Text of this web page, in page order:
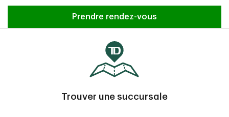
Prendre rendez-vous
Trouver une succursale